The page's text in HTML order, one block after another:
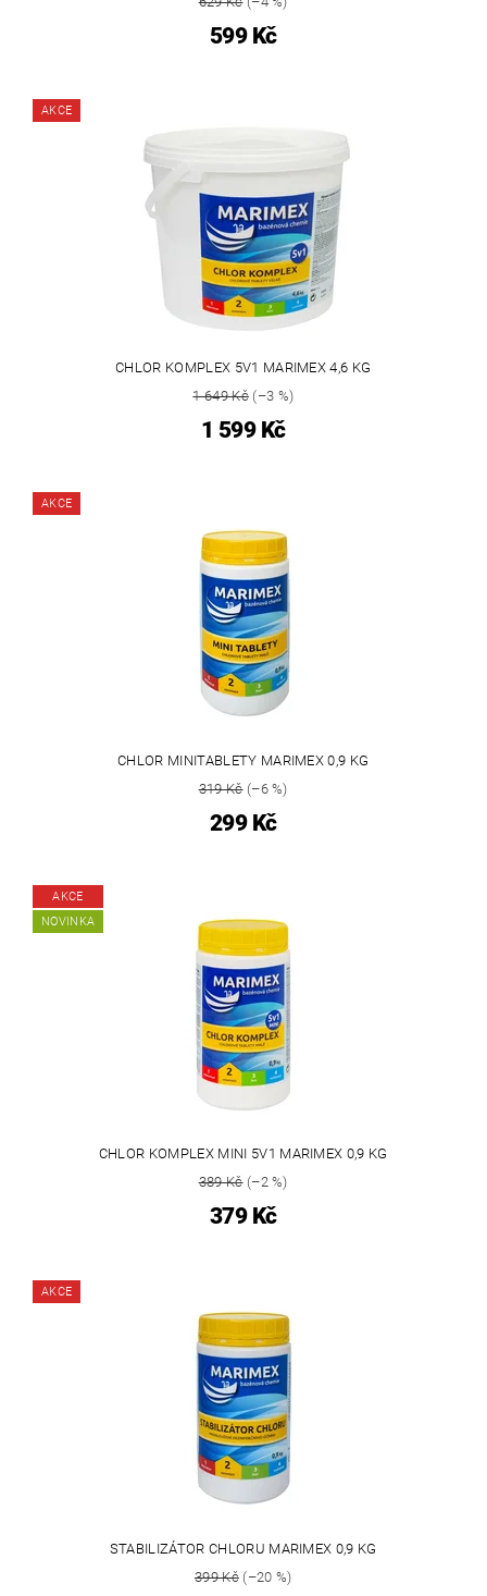
599 Kč
AKCE
CHLOR KOMPLEX 5V1 MARIMEX 4,6 KG
1 649 Kč(–3 %)
1 599 Kč
AKCE
CHLOR MINITABLETY MARIMEX 0,9 KG
319 Kč(–6 %)
299 Kč
AKCE
NOVINKA
CHLOR KOMPLEX MINI 5V1 MARIMEX 0,9 KG
389 Kč(–2 %)
379 Kč
AKCE
STABILIZÁTOR CHLORU MARIMEX 0,9 KG
399 Kč(–20 %)